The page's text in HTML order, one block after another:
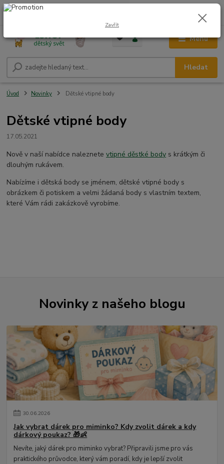
Menu
Hledat
+420 604 278 943 0,00 Kč
Úvod Novinky Dětské vtipné body
Dětské vtipné body
17.05.2021
Nově v naší nabídce naleznetevtipné děstké body s krátkým či
dlouhým rukávem.
Nabízíme i dětská body se jménem, dětské vtipné body s
obrázkem či potiskem a velmi žádaná body s vlastním textem,
které Vám rádi zakázkově vyrobíme.
Novinky z našeho blogu
30.06.2026
Jak vybrat dárek pro miminko? Kdy zvolit dárek a kdy
dárkový poukaz? 🎁👶
Nevíte, jaký dárek pro miminko vybrat? Připravili jsme pro vás
praktického průvodce, který vám poradí, kdy je lepší zvolit
Zavřít